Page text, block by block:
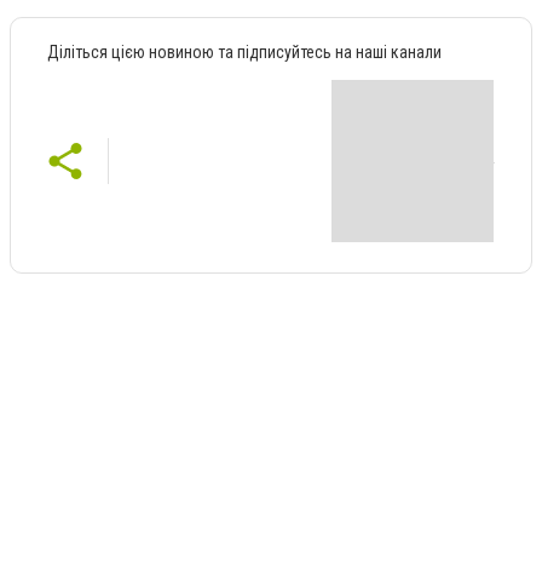
Діліться цією новиною та підписуйтесь на наші канали